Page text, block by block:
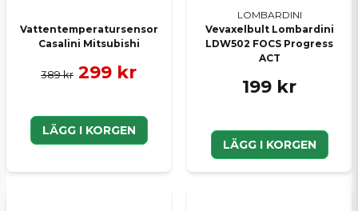
Vattentemperatursensor
Casalini Mitsubishi
389 kr 299 kr
LÄGG I KORGEN
LOMBARDINI
Vevaxelbult Lombardini
LDW502 FOCS Progress
ACT
199 kr
LÄGG I KORGEN